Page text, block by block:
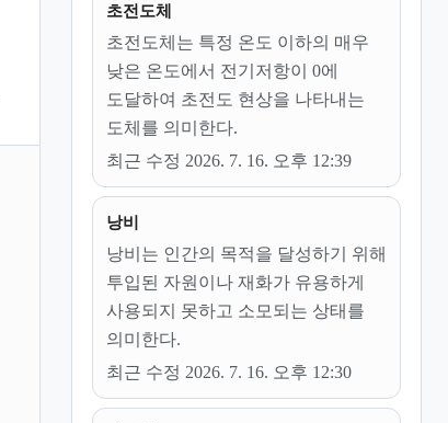
초전도체
초전도체는 특정 온도 이하의 매우
낮은 온도에서 전기저항이 0에
도달하여 초전도 현상을 나타내는
도체를 의미한다.
최근 수정 2026. 7. 16. 오후 12:39
낭비
낭비는 인간의 목적을 달성하기 위해
투입된 자원이나 재화가 유용하게
사용되지 못하고 소모되는 상태를
의미한다.
최근 수정 2026. 7. 16. 오후 12:30